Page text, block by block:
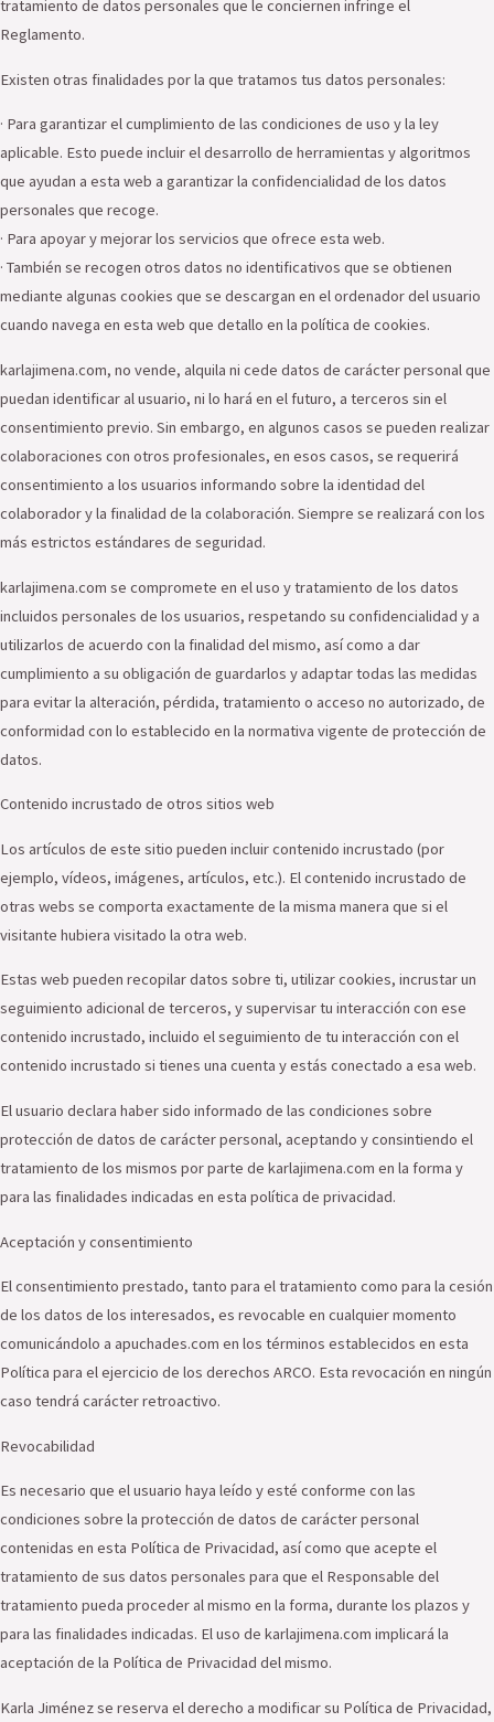
tratamiento de datos personales que le conciernen infringe el
Reglamento.
Existen otras finalidades por la que tratamos tus datos personales:
· Para garantizar el cumplimiento de las condiciones de uso y la ley
aplicable. Esto puede incluir el desarrollo de herramientas y algoritmos
que ayudan a esta web a garantizar la confidencialidad de los datos
personales que recoge.
· Para apoyar y mejorar los servicios que ofrece esta web.
· También se recogen otros datos no identificativos que se obtienen
mediante algunas cookies que se descargan en el ordenador del usuario
cuando navega en esta web que detallo en la política de cookies.
karlajimena.com, no vende, alquila ni cede datos de carácter personal que
puedan identificar al usuario, ni lo hará en el futuro, a terceros sin el
consentimiento previo. Sin embargo, en algunos casos se pueden realizar
colaboraciones con otros profesionales, en esos casos, se requerirá
consentimiento a los usuarios informando sobre la identidad del
colaborador y la finalidad de la colaboración. Siempre se realizará con los
más estrictos estándares de seguridad.
karlajimena.com se compromete en el uso y tratamiento de los datos
incluidos personales de los usuarios, respetando su confidencialidad y a
utilizarlos de acuerdo con la finalidad del mismo, así como a dar
cumplimiento a su obligación de guardarlos y adaptar todas las medidas
para evitar la alteración, pérdida, tratamiento o acceso no autorizado, de
conformidad con lo establecido en la normativa vigente de protección de
datos.
Contenido incrustado de otros sitios web
Los artículos de este sitio pueden incluir contenido incrustado (por
ejemplo, vídeos, imágenes, artículos, etc.). El contenido incrustado de
otras webs se comporta exactamente de la misma manera que si el
visitante hubiera visitado la otra web.
Estas web pueden recopilar datos sobre ti, utilizar cookies, incrustar un
seguimiento adicional de terceros, y supervisar tu interacción con ese
contenido incrustado, incluido el seguimiento de tu interacción con el
contenido incrustado si tienes una cuenta y estás conectado a esa web.
El usuario declara haber sido informado de las condiciones sobre
protección de datos de carácter personal, aceptando y consintiendo el
tratamiento de los mismos por parte de karlajimena.com en la forma y
para las finalidades indicadas en esta política de privacidad.
Aceptación y consentimiento
El consentimiento prestado, tanto para el tratamiento como para la cesión
de los datos de los interesados, es revocable en cualquier momento
comunicándolo a apuchades.com en los términos establecidos en esta
Política para el ejercicio de los derechos ARCO. Esta revocación en ningún
caso tendrá carácter retroactivo.
Revocabilidad
Es necesario que el usuario haya leído y esté conforme con las
condiciones sobre la protección de datos de carácter personal
contenidas en esta Política de Privacidad, así como que acepte el
tratamiento de sus datos personales para que el Responsable del
tratamiento pueda proceder al mismo en la forma, durante los plazos y
para las finalidades indicadas. El uso de karlajimena.com implicará la
aceptación de la Política de Privacidad del mismo.
Karla Jiménez se reserva el derecho a modificar su Política de Privacidad,